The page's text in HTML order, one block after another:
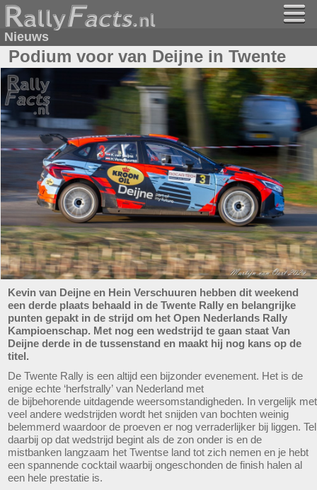
Nieuws
Podium voor van Deijne in Twente
Kevin van Deijne en Hein Verschuuren hebben dit weekend
een derde plaats behaald in de Twente Rally en belangrijke
punten gepakt in de strijd om het Open Nederlands Rally
Kampioenschap. Met nog een wedstrijd te gaan staat Van
Deijne derde in de tussenstand en maakt hij nog kans op de
titel.
De Twente Rally is een altijd een bijzonder evenement. Het is de
enige echte ‘herfstrally’ van Nederland met
de bijbehorende uitdagende weersomstandigheden. In vergelijk met
veel andere wedstrijden wordt het snijden van bochten weinig
belemmerd waardoor de proeven er nog verraderlijker bij liggen. Tel
daarbij op dat wedstrijd begint als de zon onder is en de
mistbanken langzaam het Twentse land tot zich nemen en je hebt
een spannende cocktail waarbij ongeschonden de finish halen al
een hele prestatie is.